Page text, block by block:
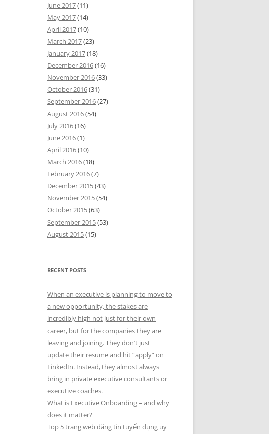
June 2017(11)
May 2017(14)
April 2017(10)
March 2017(23)
January 2017(18)
December 2016(16)
November 2016(33)
October 2016(31)
September 2016(27)
August 2016(54)
July 2016(16)
June 2016(1)
April 2016(10)
March 2016(18)
February 2016(7)
December 2015(43)
November 2015(54)
October 2015(63)
September 2015(53)
August 2015(15)
RECENT POSTS
When an executive is planning to move to
a new opportunity, the stakes are
incredibly high not just for their own
career, but for the companies they are
leaving and joining. They don’t just
update their resume and hit “apply” on
LinkedIn. Instead, they almost always
bring in private executive consultants or
executive coaches.
What is Executive Onboarding – and why
does it matter?
Top 5 trang web đăng tin tuyển dụng uy